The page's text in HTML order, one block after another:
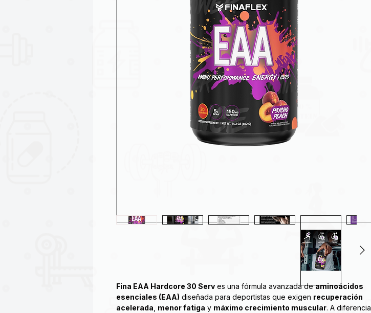
Fina EAA Hardcore 30 Serv es una fórmula avanzada deaminoácidos
esenciales (EAA) diseñada para deportistas que exigen recuperación
acelerada menor fatiga y máximo crecimiento muscular. A diferencia